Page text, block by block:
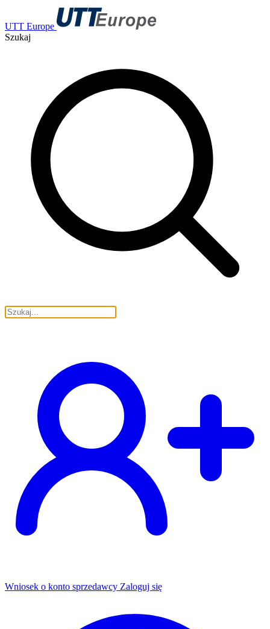
UTT Europe
Szukaj
Wniosek o konto sprzedawcy Zaloguj się